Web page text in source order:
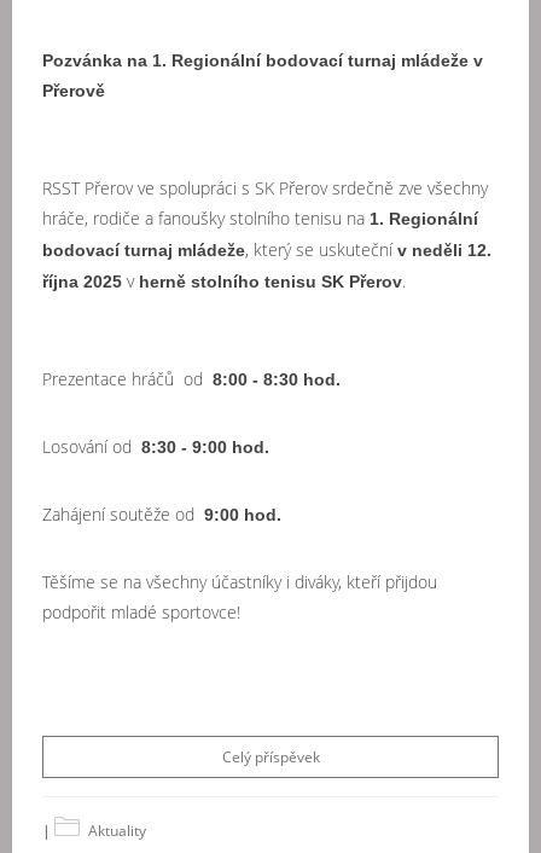
Pozvánka na 1. Regionální bodovací turnaj mládeže v
Přerově
RSST Přerov ve spolupráci s SK Přerov srdečně zve všechny
hráče, rodiče a fanoušky stolního tenisu na 1. Regionální
bodovací turnaj mládeže, který se uskuteční v neděli 12.
října 2025 v herně stolního tenisu SK Přerov.
Prezentace hráčů od 8:00 - 8:30 hod.
Losování od 8:30 - 9:00 hod.
Zahájení soutěže od 9:00 hod.
Těšíme se na všechny účastníky i diváky, kteří přijdou
podpořit mladé sportovce!
Celý příspěvek
| Aktuality